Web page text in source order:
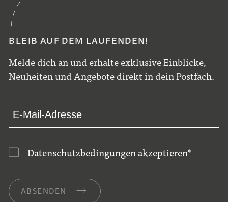
BLEIB AUF DEM LAUFENDEN!
Melde dich an und erhalte exklusive Einblicke,
Neuheiten und Angebote direkt in dein Postfach.
Datenschutzbedingungen akzeptieren*
ABSENDEN